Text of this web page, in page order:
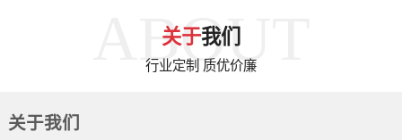
ABOUT
关于我们
行业定制 质优价廉
关于我们